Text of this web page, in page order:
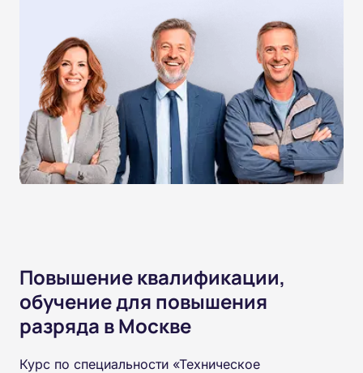
Повышение квалификации,
обучение для повышения
разряда в Москве
Курс по специальности «Техническое